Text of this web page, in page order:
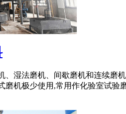
、湿法磨机、间歇磨机和连续磨
机极少使用,常用作化验室试验磨